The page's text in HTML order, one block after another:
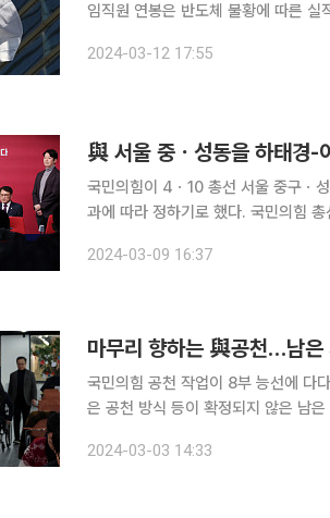
임직원 연봉은 반도체 불황에 따른
가 공시한 지난해 사업보고서에 따르
2024-03-12 17:55
與 서울 중ㆍ성동을 하태경
국민의힘이 4ㆍ10 총선 서울 중구ㆍ
과에 따라 정하기로 했다. 국민의힘 총선 공천관리위원회는 9일 서울 여의도 중앙당사에서 ‘4차 경
치른다. 서울 중구ㆍ성동구을은 3
2024-03-09 16:37
마무리 향하는 與공천…남은
국민의힘 공천 작업이 8부 능선에 다
은 공천 방식 등이 확정되지 않은 남은 30
2024-03-03 14:33